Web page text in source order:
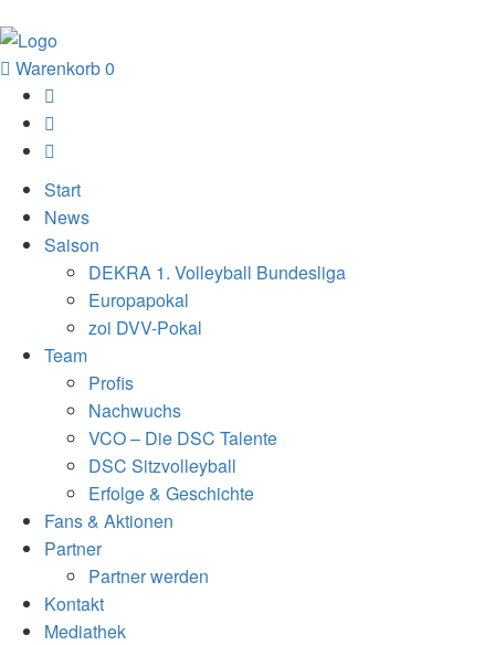
Warenkorb0
Start
News
Saison
DEKRA 1. Volleyball Bundesliga
Europapokal
zoi DVV-Pokal
Team
Profis
Nachwuchs
VCO – Die DSC Talente
DSC Sitzvolleyball
Erfolge & Geschichte
Fans & Aktionen
Partner
Partner werden
Kontakt
Mediathek